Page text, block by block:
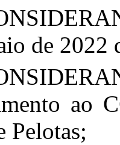
de 2022
ao
Pelotas;